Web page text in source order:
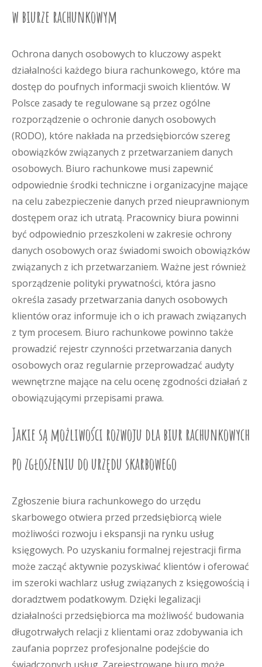
w biurze rachunkowym
Ochrona danych osobowych to kluczowy aspekt
działalności każdego biura rachunkowego, które ma
dostęp do poufnych informacji swoich klientów. W
Polsce zasady te regulowane są przez ogólne
rozporządzenie o ochronie danych osobowych
(RODO), które nakłada na przedsiębiorców szereg
obowiązków związanych z przetwarzaniem danych
osobowych. Biuro rachunkowe musi zapewnić
odpowiednie środki techniczne i organizacyjne mające
na celu zabezpieczenie danych przed nieuprawnionym
dostępem oraz ich utratą. Pracownicy biura powinni
być odpowiednio przeszkoleni w zakresie ochrony
danych osobowych oraz świadomi swoich obowiązków
związanych z ich przetwarzaniem. Ważne jest również
sporządzenie polityki prywatności, która jasno
określa zasady przetwarzania danych osobowych
klientów oraz informuje ich o ich prawach związanych
z tym procesem. Biuro rachunkowe powinno także
prowadzić rejestr czynności przetwarzania danych
osobowych oraz regularnie przeprowadzać audyty
wewnętrzne mające na celu ocenę zgodności działań z
obowiązującymi przepisami prawa.
Jakie są możliwości rozwoju dla biur rachunkowych
po zgłoszeniu do urzędu skarbowego
Zgłoszenie biura rachunkowego do urzędu
skarbowego otwiera przed przedsiębiorcą wiele
możliwości rozwoju i ekspansji na rynku usług
księgowych. Po uzyskaniu formalnej rejestracji firma
może zacząć aktywnie pozyskiwać klientów i oferować
im szeroki wachlarz usług związanych z księgowością i
doradztwem podatkowym. Dzięki legalizacji
działalności przedsiębiorca ma możliwość budowania
długotrwałych relacji z klientami oraz zdobywania ich
zaufania poprzez profesjonalne podejście do